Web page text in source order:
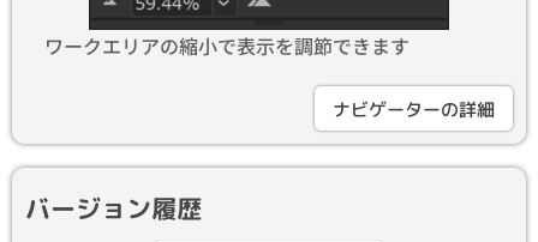
ワークエリアの縮小で表示を調節できます
ナビゲーターの詳細
バージョン履歴